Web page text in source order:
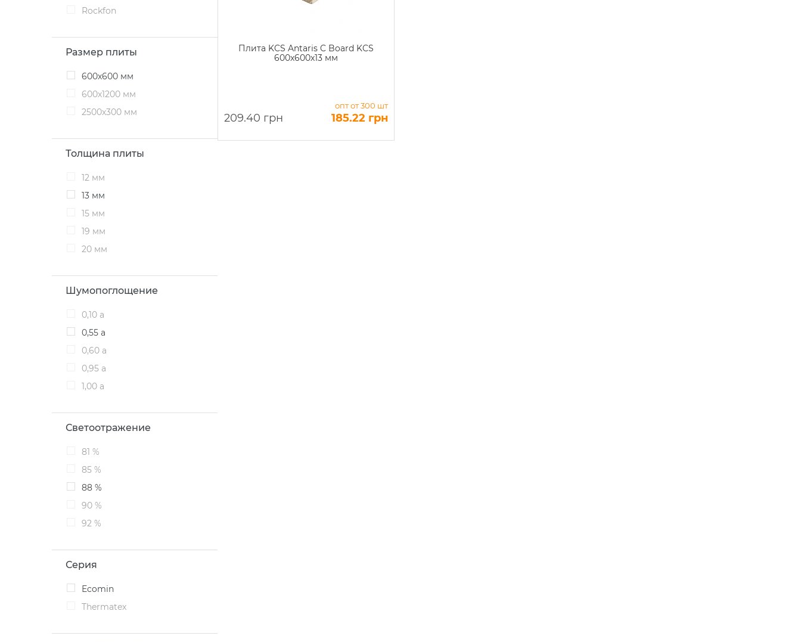
Rockfon
Размер плиты
600х600 мм
600х1200 мм
2500х300 мм
Толщина плиты
12 мм
13 мм
15 мм
19 мм
20 мм
Шумопоглощение
0,10 a
0,55 a
0,60 а
0,95 а
1,00 а
Светоотражение
81 %
85 %
88 %
90 %
92 %
Серия
Ecomin
Thermatex
Плита KCS Antaris C Board KCS
600х600х13 мм
209.40 грн
опт от 300 шт
185.22 грн